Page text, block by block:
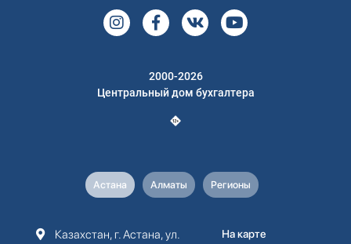
2000-2026
Центральный дом бухгалтера
Астана Алматы Регионы
Казахстан, г. Астана, ул.
На карте